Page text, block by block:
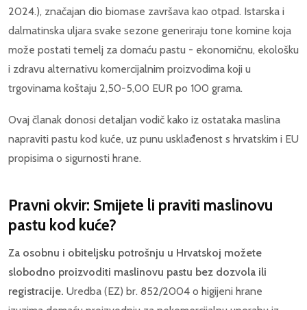
2024.), značajan dio biomase završava kao otpad. Istarska i
dalmatinska uljara svake sezone generiraju tone komine koja
može postati temelj za domaću pastu - ekonomičnu, ekološku
i zdravu alternativu komercijalnim proizvodima koji u
trgovinama koštaju 2,50-5,00 EUR po 100 grama.
Ovaj članak donosi detaljan vodič kako iz ostataka maslina
napraviti pastu kod kuće, uz punu usklađenost s hrvatskim i EU
propisima o sigurnosti hrane.
Pravni okvir: Smijete li praviti maslinovu
pastu kod kuće?
Za osobnu i obiteljsku potrošnju u Hrvatskoj možete
slobodno proizvoditi maslinovu pastu bez dozvola ili
registracije. Uredba (EZ) br. 852/2004 o higijeni hrane